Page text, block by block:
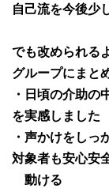
自己流を今後少
でも改められる
グループにまと
・日頃の介助の
を実感しました
・声かけをしっ
対象者も安心安
動ける